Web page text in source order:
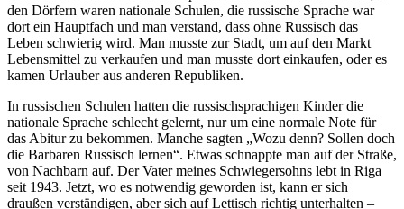
den Dörfern waren nationale Schulen, die russische Sprache war
dort ein Hauptfach und man verstand, dass ohne Russisch das
Leben schwierig wird. Man musste zur Stadt, um auf den Markt
Lebensmittel zu verkaufen und man musste dort einkaufen, oder es
kamen Urlauber aus anderen Republiken.
In russischen Schulen hatten die russischsprachigen Kinder die
nationale Sprache schlecht gelernt, nur um eine normale Note für
das Abitur zu bekommen. Manche sagten
Wozu denn? Sollen doch
die Barbaren Russisch lernen . Etwas schnappte man auf der Straße,
von Nachbarn auf. Der Vater meines Schwiegersohns lebt in Riga
seit 1943. Jetzt, wo es notwendig geworden ist, kann er sich
draußen verständigen, aber sich auf Lettisch richtig unterhalten –